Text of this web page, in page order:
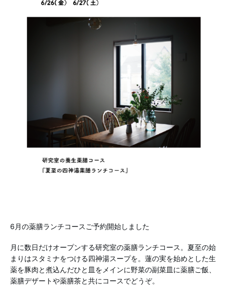
6月の薬膳ランチコースご予約開始しました
月に数日だけオープンする研究室の薬膳ランチコース。夏至の始
まりはスタミナをつける四神湯スープを。蓮の実を始めとした生
薬を豚肉と煮込んだひと皿をメインに野菜の副菜皿に薬膳ご飯、
薬膳デザートや薬膳茶と共にコースでどうぞ。